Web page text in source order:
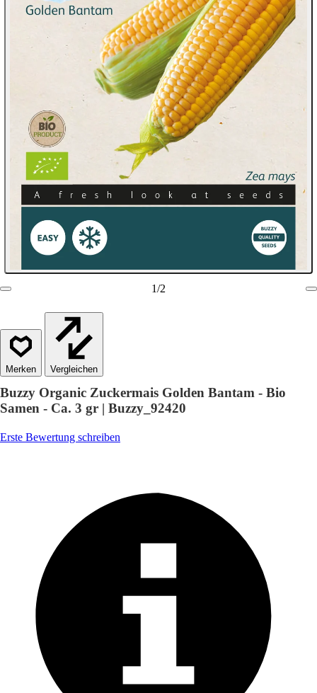
1/2
Vergleichen
Buzzy Organic Zuckermais Golden Bantam - Bio
Samen - Ca. 3 gr | Buzzy_92420
Erste Bewertung schreiben